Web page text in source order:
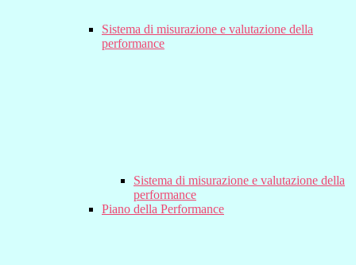
Sistema di misurazione e valutazione della
performance
Sistema di misurazione e valutazione della
performance
Piano della Performance